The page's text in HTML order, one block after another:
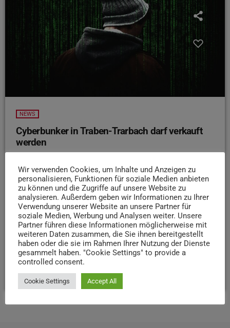
NEWS
Cyberbunker in Traben-Trarbach darf verkauft
werden
Wie der Volksfreund zuerst berichtete, lehnte das
Bundesverfassungsgericht eine entsprechende
Beschwerde des ehemaligen Besitzers ab. Dieser hatte
von dem Bunker aus ein kriminelles Rechenzentrum
betrieben. Nachdem dies aufgeflogen war, hatte das
rheinland-pfälzische Landesamt für Steuern die Immobilie
übernommen. Seitdem hatte der ehemalige Besitzer
versucht, den Bunker zurückzubekommen.
Wir verwenden Cookies, um Inhalte und Anzeigen zu
personalisieren, Funktionen für soziale Medien anbieten
zu können und die Zugriffe auf unsere Website zu
analysieren. Außerdem geben wir Informationen zu Ihrer
Verwendung unserer Website an unsere Partner für
soziale Medien, Werbung und Analysen weiter. Unsere
Partner führen diese Informationen möglicherweise mit
weiteren Daten zusammen, die Sie ihnen bereitgestellt
haben oder die sie im Rahmen Ihrer Nutzung der Dienste
gesammelt haben. "Cookie Settings" to provide a
controlled consent.
Cookie Settings Accept All